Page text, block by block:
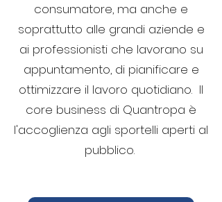
consumatore, ma anche e
soprattutto alle grandi aziende e
ai professionisti che lavorano su
appuntamento, di pianificare e
ottimizzare il lavoro quotidiano. Il
core business di Quantropa è
l'accoglienza agli sportelli aperti al
pubblico. ​